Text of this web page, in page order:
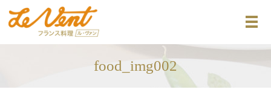
メ
food_img002